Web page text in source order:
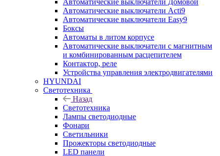
Автоматические выключатели Домовой
Автоматические выключатели Acti9
Автоматические выключатели Easy9
Боксы
Автоматы в литом корпусе
Автоматические выключатели с магнитным
и комбинированным расцепителем
Контактор, реле
Устройства управления электродвигателями
HYUNDAI
Светотехника
Назад
Светотехника
Лампы светодиодные
Фонари
Светильники
Прожекторы светодиодные
LED панели